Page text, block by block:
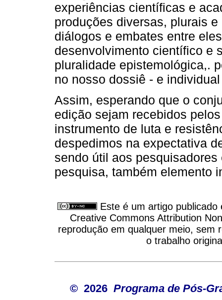
experiências científicas e
produções diversas, plurais
diálogos e embates entre
desenvolvimento científico e
pluralidade epistemológica,.
no nosso dossiê - e
Assim, esperando que o
edição sejam recebidos
instrumento de luta e
despedimos na expectativa
sendo útil aos
pesquisa, também elemento
Este é um artigo publicado
Creative Commons Attribution
reprodução em qualquer meio, sem
o trabalho
© 2026 Programa de Pós-